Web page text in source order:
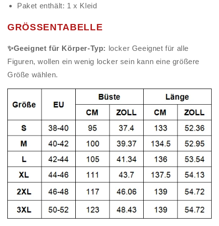
Paket enthält: 1 x Kleid
GRÖSSENTABELLE
✨Geeignet für Körper-Typ: locker Geeignet für alle
Figuren, wollen ein wenig locker sein kann eine größere
Größe wählen.